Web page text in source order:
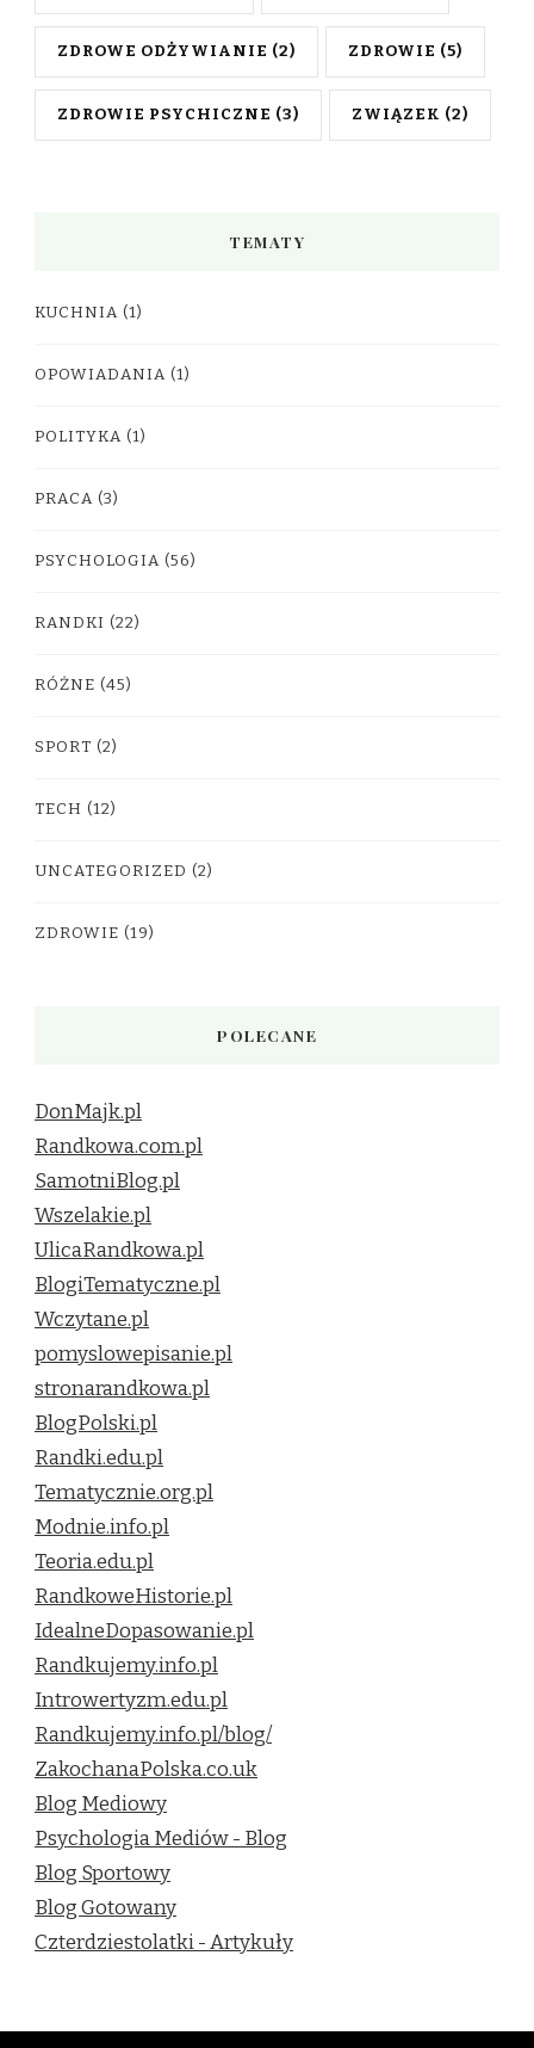
ZDROWE ODŻYWIANIE (2) ZDROWIE (5)
ZDROWIE PSYCHICZNE (3) ZWIĄZEK (2)
TEMATY
KUCHNIA (1)
OPOWIADANIA (1)
POLITYKA (1)
PRACA (3)
PSYCHOLOGIA (56)
RANDKI (22)
RÓŻNE (45)
SPORT (2)
TECH (12)
UNCATEGORIZED (2)
ZDROWIE (19)
POLECANE
DonMajk.pl
Randkowa.com.pl
SamotniBlog.pl
Wszelakie.pl
UlicaRandkowa.pl
BlogiTematyczne.pl
Wczytane.pl
pomyslowepisanie.pl
stronarandkowa.pl
BlogPolski.pl
Randki.edu.pl
Tematycznie.org.pl
Modnie.info.pl
Teoria.edu.pl
RandkoweHistorie.pl
IdealneDopasowanie.pl
Randkujemy.info.pl
Introwertyzm.edu.pl
Randkujemy.info.pl/blog/
ZakochanaPolska.co.uk
Blog Mediowy
Psychologia Mediów - Blog
Blog Sportowy
Blog Gotowany
Czterdziestolatki - Artykuły